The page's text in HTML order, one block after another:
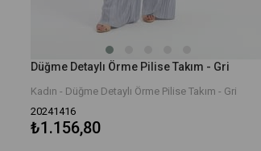
Düğme Detaylı Örme Pilise Takım - Gri
Kadın - Düğme Detaylı Örme Pilise Takım - Gri
20241416
₺1.156,80